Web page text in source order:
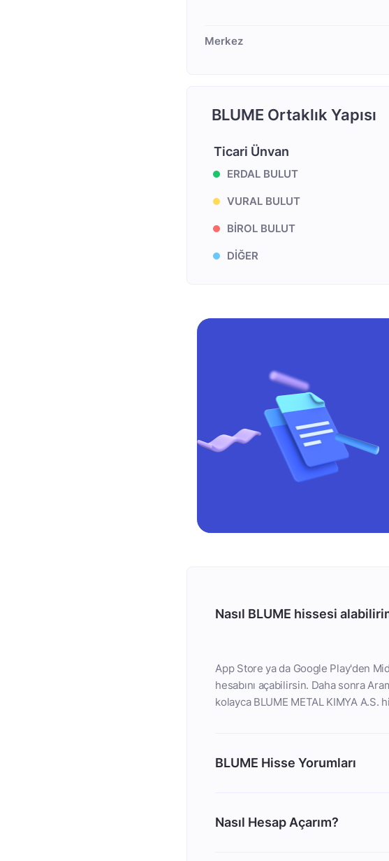
Merkez
BLUME Ortaklık Yapısı
Ticari Ünvan
ERDAL BULUT
VURAL BULUT
BİROL BULUT
DİĞER
Nasıl BLUME hissesi
App Store ya da Google Play'den
hesabını açabilirsin. Daha sonra
kolayca BLUME METAL KIMYA A.S.
BLUME Hisse Yorumları
Nasıl Hesap Açarım?